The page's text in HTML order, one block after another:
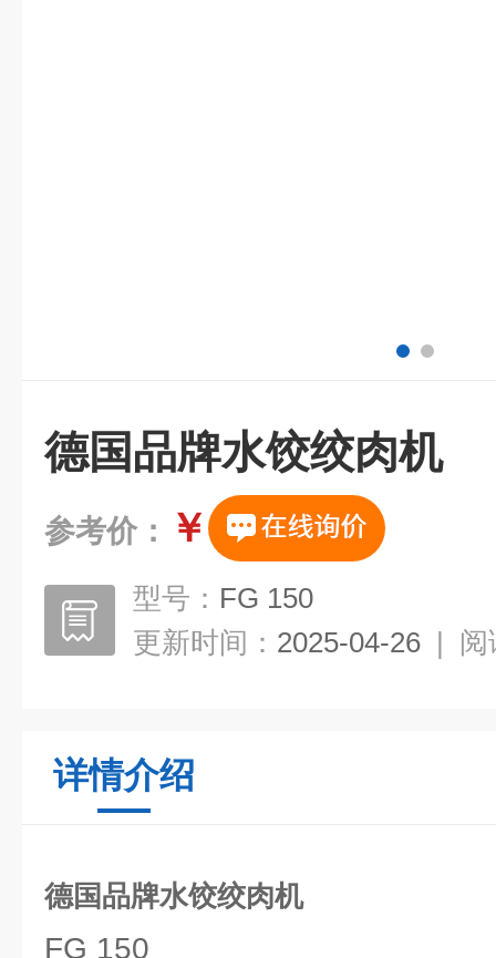
德国品牌水饺绞肉机
参考价： ￥
型号： FG 150
更新时间： 2025-04-26 | 阅
详情介绍
德国品牌水饺绞肉机
FG 150